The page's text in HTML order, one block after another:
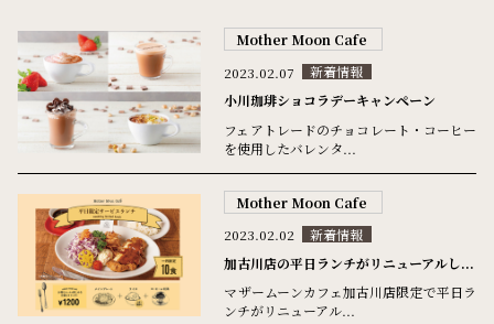
Mother Moon Cafe
2023.02.07
新着情報
小川珈琲ショコラデーキャンペーン
フェアトレードのチョコレート・コーヒー
を使用したバレンタ...
Mother Moon Cafe
2023.02.02
新着情報
加古川店の平日ランチがリニューアルし...
マザームーンカフェ加古川店限定で平日ラ
ンチがリニューアル...